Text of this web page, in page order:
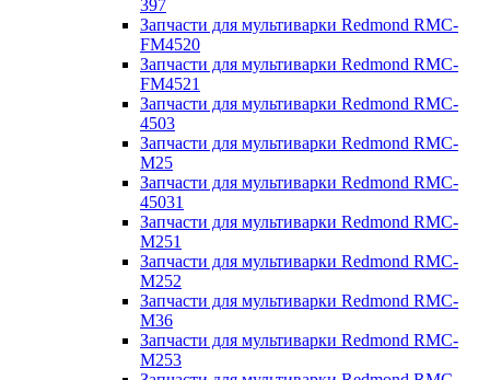
397
Запчасти для мультиварки Redmond RMC-
FM4520
Запчасти для мультиварки Redmond RMC-
FM4521
Запчасти для мультиварки Redmond RMC-
4503
Запчасти для мультиварки Redmond RMC-
M25
Запчасти для мультиварки Redmond RMC-
45031
Запчасти для мультиварки Redmond RMC-
M251
Запчасти для мультиварки Redmond RMC-
M252
Запчасти для мультиварки Redmond RMC-
M36
Запчасти для мультиварки Redmond RMC-
M253